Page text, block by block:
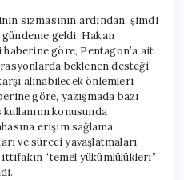
Belgeleri
Sonrası
Pentagon’un
Yazışmaları
Ortaya
Çıktı
için
sızmasının ardından, şimdi
gündeme geldi. Hakan
haberine göre, Pentagon’a ait
beklenen desteği
alınabilecek önlemleri
göre, yazışmada bazı
konusunda
erişim sağlama
ve süreci yavaşlatmaları
“temel yükümlülükleri”